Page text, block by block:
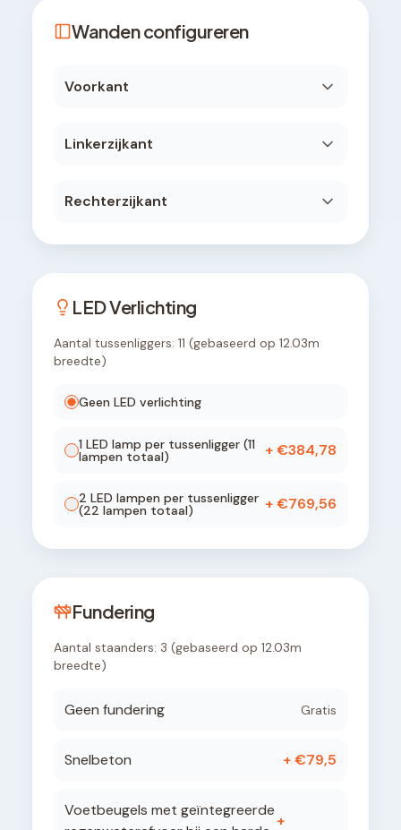
Wanden configureren
Voorkant
Linkerzijkant
Rechterzijkant
LED Verlichting
Aantal tussenliggers: 11 (gebaseerd op 12.03m
breedte)
Geen LED verlichting
1 LED lamp per tussenligger (11
lampen totaal) + €384,78
2 LED lampen per tussenligger
(22 lampen totaal) + €769,56
Fundering
Aantal staanders: 3 (gebaseerd op 12.03m
breedte)
Geen fundering Gratis
Snelbeton + €79,5
Voetbeugels met geïntegreerde
+